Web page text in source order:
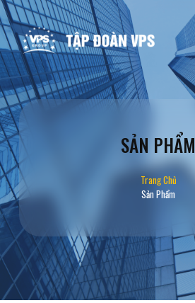
SẢN PHẨM
Trang Chủ
Sản Phẩm